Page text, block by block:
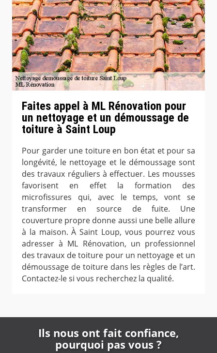
Faites appel à ML Rénovation pour
un nettoyage et un démoussage de
toiture à Saint Loup
Pour garder une toiture en bon état et pour sa
longévité, le nettoyage et le démoussage sont
des travaux réguliers à effectuer. Les mousses
favorisent en effet la formation des
microfissures qui, avec le temps, vont se
transformer en source de fuite. Une
couverture propre donne aussi une belle allure
à la maison. À Saint Loup, vous pourrez vous
adresser à ML Rénovation, un professionnel
des travaux de toiture pour un nettoyage et un
démoussage de toiture dans les règles de l’art.
Contactez-le si vous recherchez la qualité.
Ils nous ont fait confiance,
pourquoi pas vous ?